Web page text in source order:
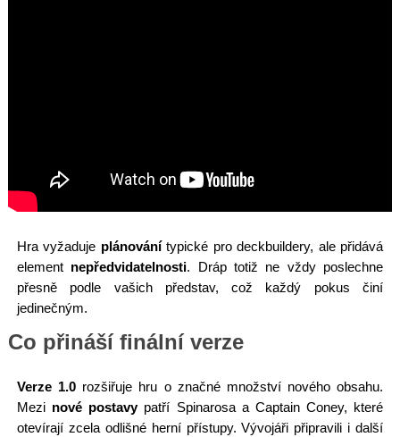
Hra vyžaduje plánovánítypické pro deckbuildery, ale přidává
element nepředvidatelnosti. Dráp totiž ne vždy poslechne
přesně podle vašich představ, což každý pokus činí
jedinečným.
Co přináší finální verze
Verze 1.0 rozšiřuje hru o značné množství nového obsahu.
Mezi nové postavypatří Spinarosa a Captain Coney, které
otevírají zcela odlišné herní přístupy. Vývojáři připravili i další